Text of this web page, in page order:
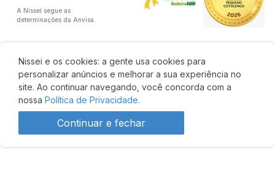
Nissei e os cookies: a gente usa cookies para
personalizar anúncios e melhorar a sua experiência no
site. Ao continuar navegando, você concorda com a
nossa Política de Privacidade.
Continuar e fechar
A Nissei segue as
determinações da Anvisa.